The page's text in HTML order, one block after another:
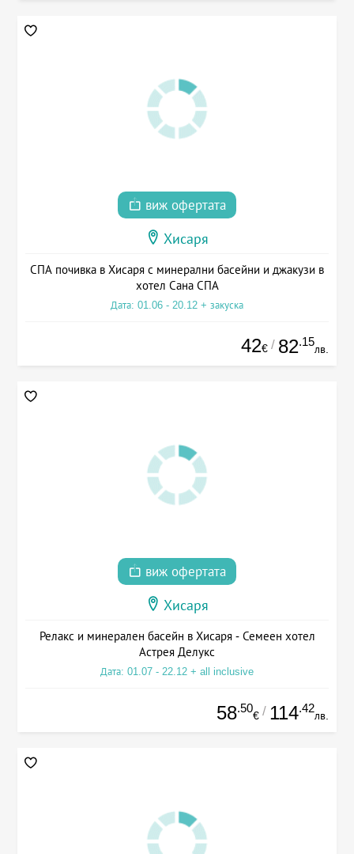
виж офертата
Хисаря
СПА почивка в Хисаря с минерални басейни и джакузи в
хотел Сана СПА
Дата: 01.06 - 20.12 + закуска
42€ / 82.15
лв.
виж офертата
Хисаря
Релакс и минерален басейн в Хисаря - Семеен хотел
Астрея Делукс
Дата: 01.07 - 22.12 + all inclusive
58.50
€ / 114.42
лв.